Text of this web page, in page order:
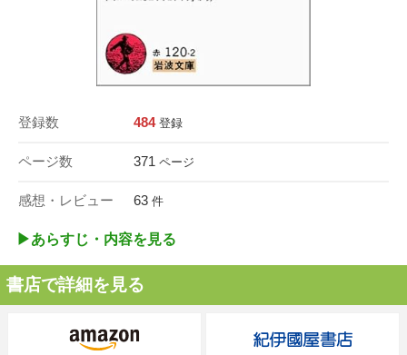
登録数 484 登録
ページ数 371 ページ
感想・レビュー 63 件
▶︎あらすじ・内容を見る
書店で詳細を見る